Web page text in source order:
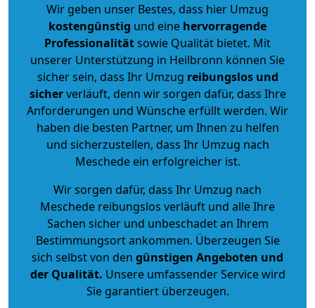
Wir geben unser Bestes, dass hier Umzug
kostengünstig und eine hervorragende
Professionalitätsowie Qualität bietet. Mit
unserer Unterstützung in Heilbronn können Sie
sicher sein, dass Ihr Umzug reibungslos und
sicherverläuft, denn wir sorgen dafür, dass Ihre
Anforderungen und Wünsche erfüllt werden. Wir
haben die besten Partner, um Ihnen zu helfen
und sicherzustellen, dass Ihr Umzug nach
Meschede ein erfolgreicher ist.
Wir sorgen dafür, dass Ihr Umzug nach
Meschede reibungslos verläuft und alle Ihre
Sachen sicher und unbeschadet an Ihrem
Bestimmungsort ankommen. Überzeugen Sie
sich selbst von den günstigen Angeboten und
der Qualität. Unsere umfassender Service wird
Sie garantiert überzeugen.